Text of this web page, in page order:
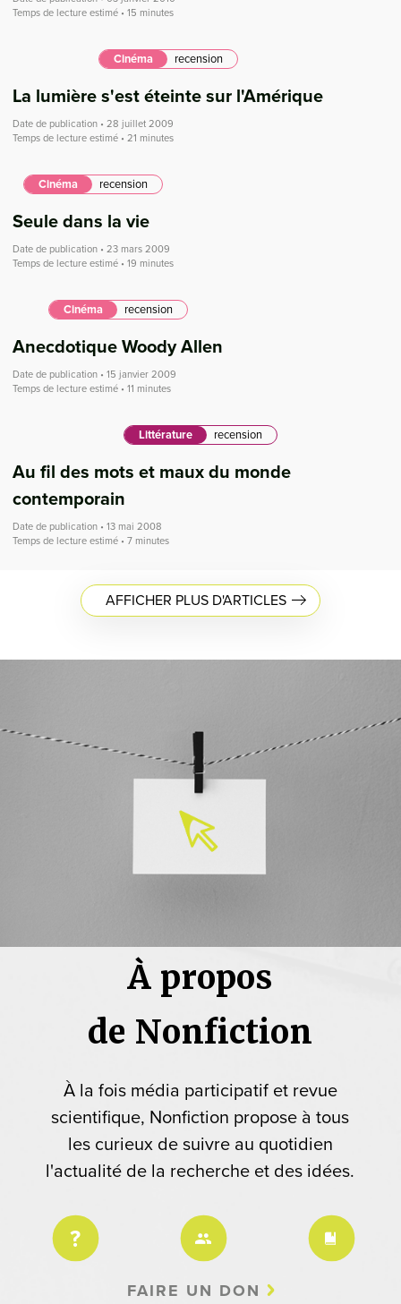
Temps de lecture estimé • 15 minutes
Cinéma recension
La lumière s'est éteinte sur l'Amérique
Date de publication • 28 juillet 2009
Temps de lecture estimé • 21 minutes
Cinéma recension
Seule dans la vie
Date de publication • 23 mars 2009
Temps de lecture estimé • 19 minutes
Cinéma recension
Anecdotique Woody Allen
Date de publication • 15 janvier 2009
Temps de lecture estimé • 11 minutes
Littérature recension
Au fil des mots et maux du monde
contemporain
Date de publication • 13 mai 2008
Temps de lecture estimé • 7 minutes
AFFICHER PLUS D'ARTICLES
À propos
de Nonfiction
À la fois média participatif et revue
scientifique, Nonfiction propose à tous
les curieux de suivre au quotidien
l'actualité de la recherche et des idées.
FAIRE UN DON